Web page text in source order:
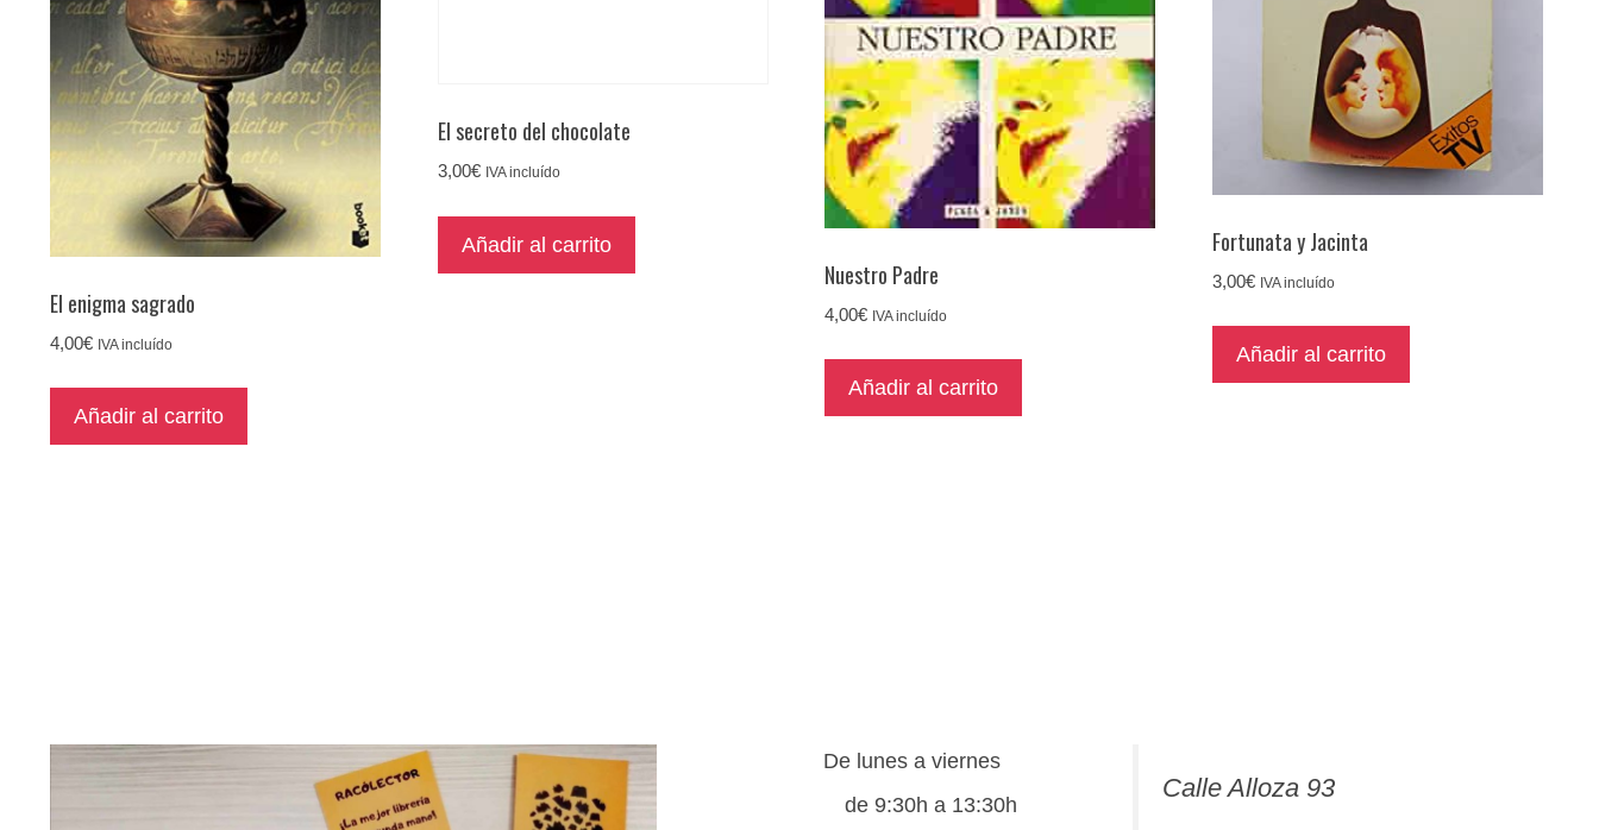
El enigma sagrado
4,00€ IVA incluído
Añadir al carrito
El secreto del chocolate
3,00€ IVA incluído
Añadir al carrito
Nuestro Padre
4,00€ IVA incluído
Añadir al carrito
Fortunata y Jacinta
3,00€ IVA incluído
Añadir al carrito
De lunes a viernes
de 9:30h a 13:30h
Calle Alloza 93